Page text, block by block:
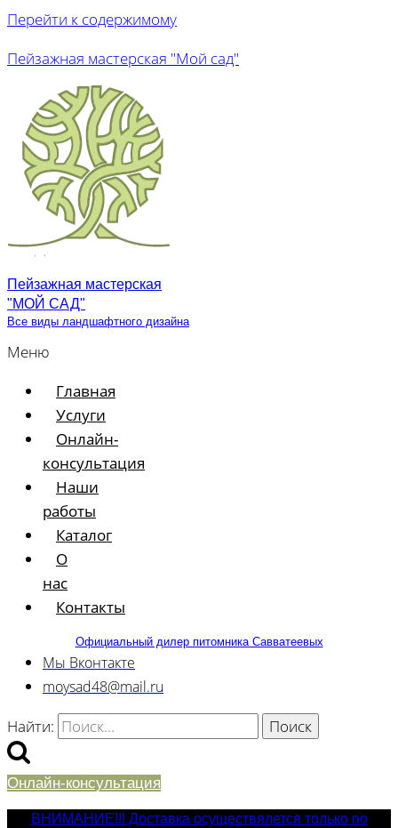
Перейти к содержимому
Пейзажная мастерская "Мой сад"
Пейзажная мастерская
"МОЙ САД"
Все виды ландшафтного дизайна
Меню
Главная
Услуги
Онлайн-
консультация
Наши
работы
Каталог
О
нас
Контакты
Официальный дилер питомника Савватеевых
Мы Вконтакте
moysad48@mail.ru
Найти:
Онлайн-консультация
ВНИМАНИЕ!!! Доставка осуществялется только по